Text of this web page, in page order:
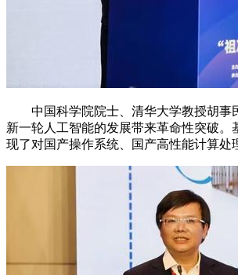
中国科学院院士、清华大学教授胡事民
新一轮人工智能的发展带来革命性突破
现了对国产操作系统、国产高性能计算处